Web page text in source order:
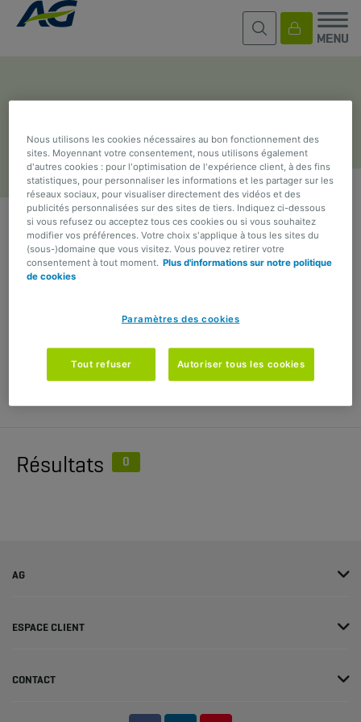
Articles à la une
Que cherchez-vous ? :
Résultats 0
AG
ESPACE CLIENT
CONTACT
Nous utilisons les cookies nécessaires au bon fonctionnement des
sites. Moyennant votre consentement, nous utilisons également
d'autres cookies : pour l'optimisation de l'expérience client, à des fins
statistiques, pour personnaliser les informations et les partager sur les
réseaux sociaux, pour visualiser directement des vidéos et des
publicités personnalisées sur des sites de tiers. Indiquez ci-dessous
si vous refusez ou acceptez tous ces cookies ou si vous souhaitez
modifier vos préférences. Votre choix s'applique à tous les sites du
(sous-)domaine que vous visitez. Vous pouvez retirer votre
consentement à tout moment. Plus d'informations sur notre politique
de cookies
Paramètres des cookies
Tout refuser Autoriser tous les cookies